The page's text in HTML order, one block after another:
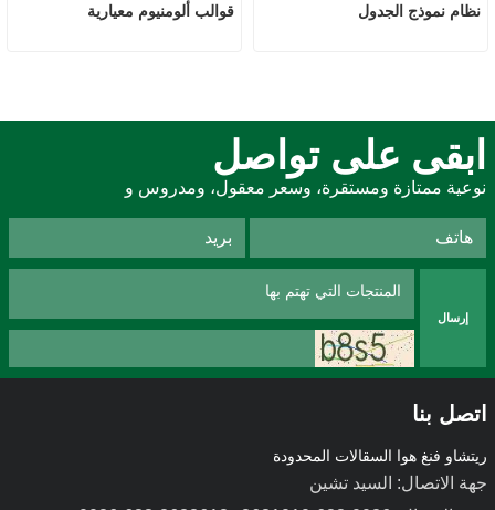
قوالب ألومنيوم معيارية نظام نموذج الجدول
ابقى على تواصل
نوعية ممتازة ومستقرة، وسعر معقول، ومدروس و
إرسال
اتصل بنا
ريتشاو فنغ هوا السقالات المحدودة
جهة الاتصال: السيد تشين